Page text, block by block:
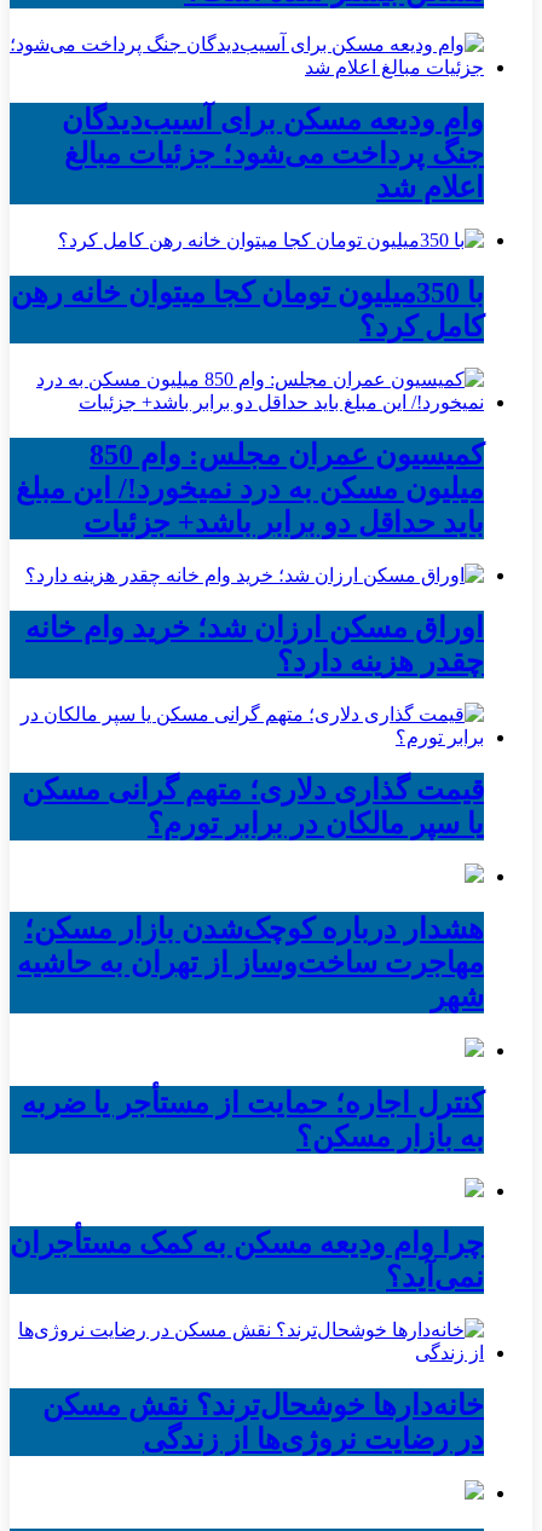
وام ودیعه مسکن برای آسیب‌دیدگان
جنگ پرداخت می‌شود؛ جزئیات مبالغ
اعلام شد
با 350میلیون تومان کجا میتوان خانه رهن
کامل کرد؟
کمیسیون عمران مجلس: وام 850
میلیون مسکن به درد نمیخورد!/ این مبلغ
باید حداقل دو برابر باشد+ جزئیات
اوراق مسکن ارزان شد؛ خرید وام خانه
چقدر هزینه دارد؟
قیمت گذاری دلاری؛ متهم گرانی مسکن
یا سپر مالکان در برابر تورم؟
هشدار درباره کوچک‌شدن بازار مسکن؛
مهاجرت ساخت‌وساز از تهران به حاشیه‌
شهر
کنترل اجاره؛ حمایت از مستأجر یا ضربه
به بازار مسکن؟
چرا وام ودیعه مسکن به کمک مستأجران
نمی‌آید؟
خانه‌دارها خوشحال‌ترند؟ نقش مسکن
در رضایت نروژی‌ها از زندگی